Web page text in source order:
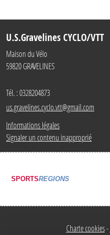
U.S.Gravelines CYCLO/VTT
Maison du Vélo
59820GRAVELINES
Tél. :0328204873
us.gravelines.cyclo.vtt@gmail.com
Informations légales
Signaler un contenu inapproprié
SPORTSREGIONS
Charte cookies